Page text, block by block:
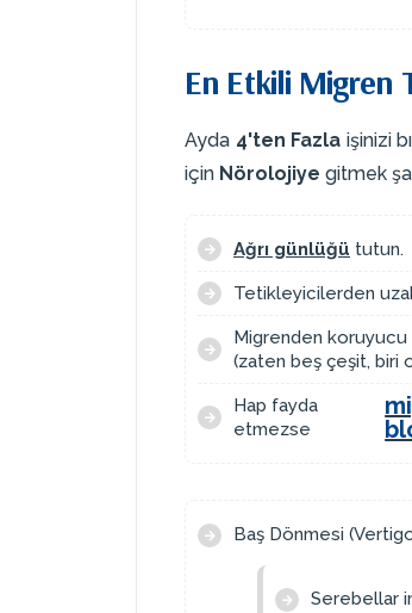
En Etkili Migren
Ayda 4'ten Fazla işinizi
için Nörolojiye gitmek
Ağrı günlüğü tutun.
Tetikleyicilerden
Migrenden koruyucu
(zaten beş çeşit, biri
Hap fayda
etmezse
Baş Dönmesi
Serebellar